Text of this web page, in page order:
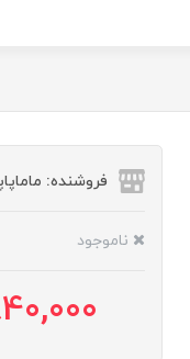
فروشنده:
ناموجود